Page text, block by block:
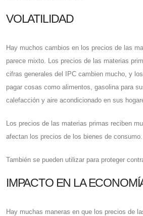
VOLATILIDAD
Hay muchos cambios en los precios de las
parece mixto. Los precios de las materias
cifras generales del IPC cambien mucho, y
pagar cosas como alimentos, gasolina para
calefacción y aire acondicionado en sus
Los precios de las materias primas reciben
afectan los precios de los bienes de consumo.
También se pueden utilizar para proteger
IMPACTO EN LA
Hay muchas maneras en que los precios de